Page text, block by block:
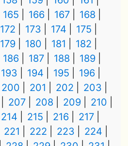
165 166 167
168
172 173 174
175
179 180 181
182
186 187 188
189
193 194 195
196
200 201 202
203
207 208 209
210
214 215 216
217
221 222 223
224